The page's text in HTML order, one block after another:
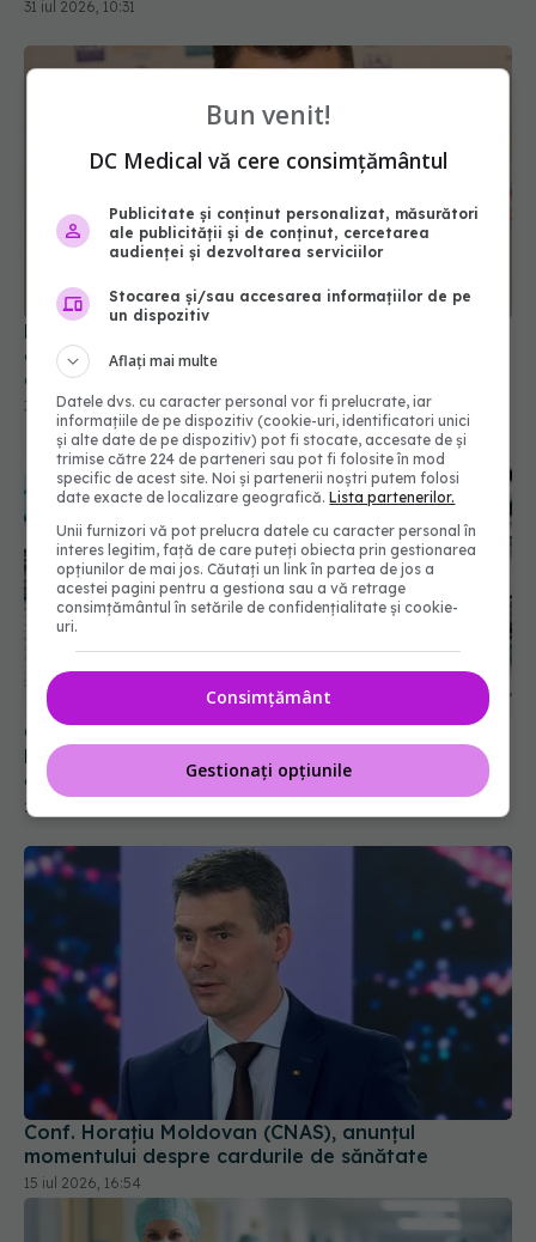
Din 1 septembrie, românii vor avea portofel
digital de sănătate. Ce este "E-Sănătatea Mea" și
30 iul 2026, 17:08
Câți bani mai sunt pentru analize gratuite. SCJU
Brașov afișează în timp real fondurile decontate
de CAS
20 iul 2026, 13:31
Conf. Horațiu Moldovan (CNAS), anunțul
momentului despre cardurile de sănătate
15 iul 2026, 16:54
Bun venit!
DC Medical vă cere consimțământul
Publicitate și conținut personalizat, măsurători
ale publicității și de conținut, cercetarea
audienței și dezvoltarea serviciilor
Stocarea și/sau accesarea informațiilor de pe
un dispozitiv
Aflați mai multe
Datele dvs. cu caracter personal vor fi prelucrate, iar
informațiile de pe dispozitiv (cookie-uri, identificatori unici
și alte date de pe dispozitiv) pot fi stocate, accesate de și
trimise către 224 de parteneri sau pot fi folosite în mod
specific de acest site. Noi și partenerii noștri putem folosi
date exacte de localizare geografică.Lista partenerilor.
Unii furnizori vă pot prelucra datele cu caracter personal în
interes legitim, față de care puteți obiecta prin gestionarea
opțiunilor de mai jos. Căutați un link în partea de jos a
acestei pagini pentru a gestiona sau a vă retrage
consimțământul în setările de confidențialitate și cookie-
uri.
Consimțământ
Gestionați opțiunile